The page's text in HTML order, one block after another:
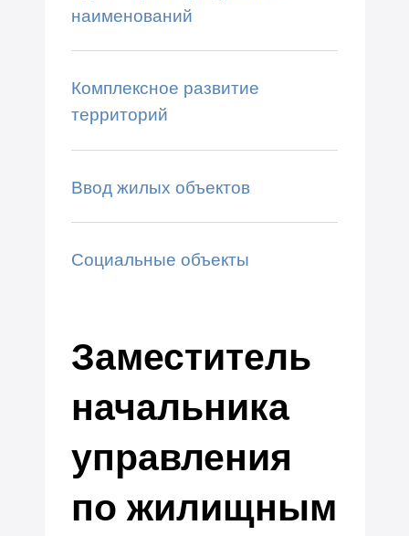
наименований
Комплексное развитие
территорий
Ввод жилых объектов
Социальные объекты
Заместитель
начальника
управления
по жилищным